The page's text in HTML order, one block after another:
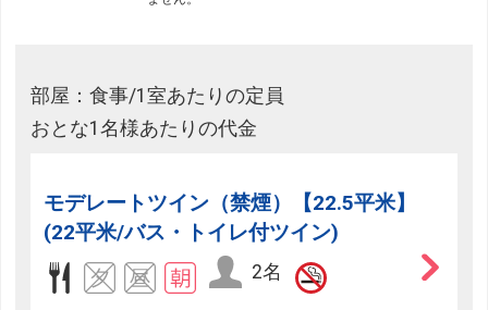
部屋：食事/1室あたりの定員
おとな1名様あたりの代金
モデレートツイン（禁煙）【22.5平米】
(22平米/バス・トイレ付ツイン)
2名